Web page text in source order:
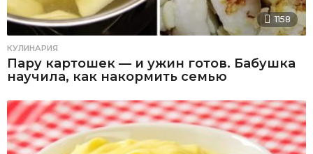
1158
КУЛИНАРИЯ
Пару картошек — и ужин готов. Бабушка
научила, как накормить семью